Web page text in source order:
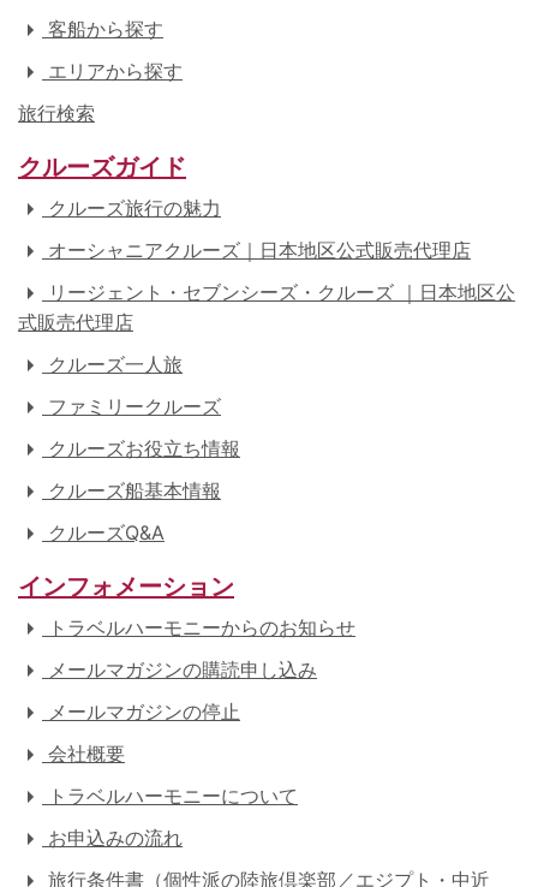
客船から探す
エリアから探す
旅行検索
クルーズガイド
クルーズ旅行の魅力
オーシャニアクルーズ｜日本地区公式販売代理店
リージェント・セブンシーズ・クルーズ ｜日本地区公
式販売代理店
クルーズ一人旅
ファミリークルーズ
クルーズお役立ち情報
クルーズ船基本情報
クルーズQ&A
インフォメーション
トラベルハーモニーからのお知らせ
メールマガジンの購読申し込み
メールマガジンの停止
会社概要
トラベルハーモニーについて
お申込みの流れ
旅行条件書（個性派の陸旅倶楽部／エジプト・中近